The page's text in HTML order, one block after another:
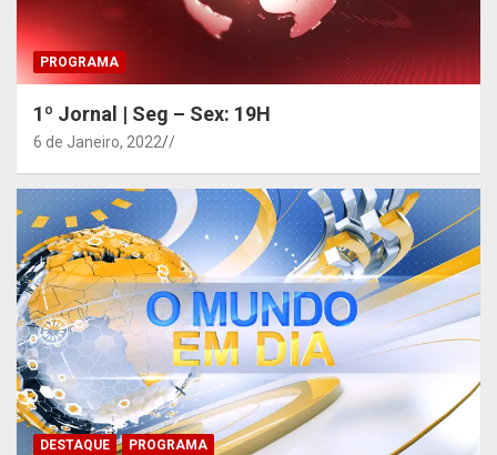
PROGRAMA
1º Jornal | Seg – Sex: 19H
6 de Janeiro, 2022 /
DESTAQUE PROGRAMA